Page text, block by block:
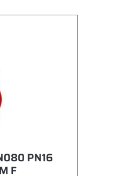
Scheibe:
EN
Datenblatt
PN16
F